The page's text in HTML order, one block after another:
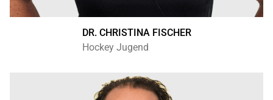
DR. CHRISTINA FISCHER
Hockey Jugend